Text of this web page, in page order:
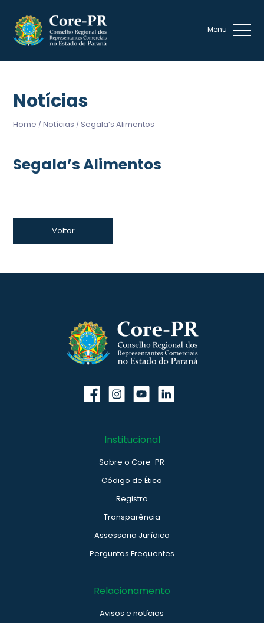
Notícias
Home / Notícias / Segala’s Alimentos
Segala’s Alimentos
Voltar
Institucional
Sobre o Core-PR
Código de Ética
Registro
Transparência
Assessoria Jurídica
Perguntas Frequentes
Relacionamento
Avisos e notícias